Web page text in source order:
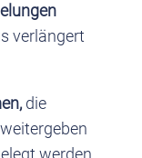
verlängert
die
werden.